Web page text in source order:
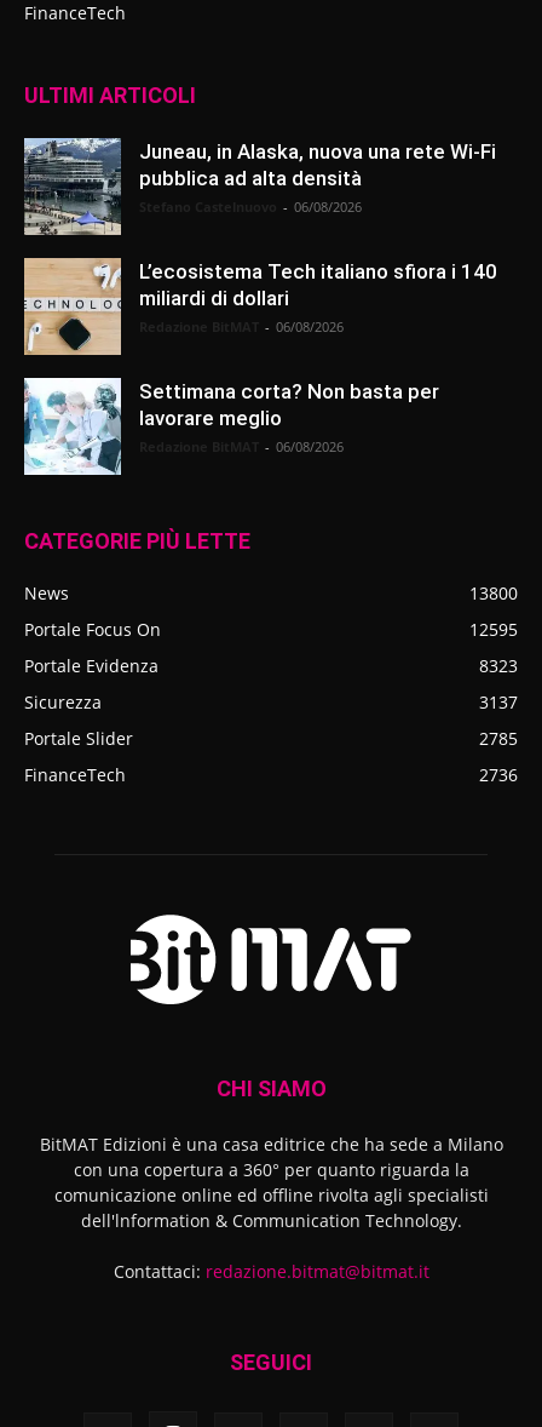
FinanceTech
ULTIMI ARTICOLI
Juneau, in Alaska, nuova una rete Wi-Fi
pubblica ad alta densità
- 06/08/2026
L’ecosistema Tech italiano sfiora i 140
miliardi di dollari
- 06/08/2026
Settimana corta? Non basta per
lavorare meglio
- 06/08/2026
CATEGORIE PIÙ LETTE
News
13800
Portale Focus On
12595
Portale Evidenza
8323
Sicurezza
3137
Portale Slider
2785
FinanceTech
2736
CHI SIAMO
BitMAT Edizioni è una casa editrice che ha sede a Milano
con una copertura a 360° per quanto riguarda la
comunicazione online ed offline rivolta agli specialisti
dell'lnformation & Communication Technology.
Contattaci: redazione.bitmat@bitmat.it
SEGUICI